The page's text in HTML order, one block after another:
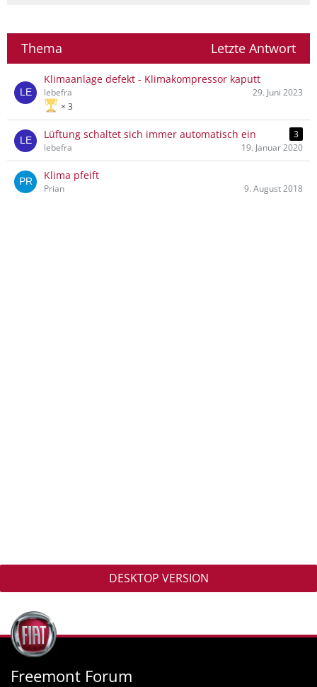
Thema Letzte Antwort
Klimaanlage defekt - Klimakompressor kaputt
3
lebefra 29. Juni 2023
Lüftung schaltet sich immer automatisch ein
3
lebefra
19. Januar 2020
Klima pfeift
Prian 9. August 2018
DESKTOP VERSION
Freemont Forum